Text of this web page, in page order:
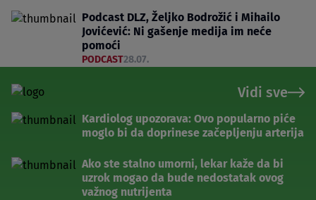
Podcast DLZ, Željko Bodrožić i Mihailo
Jovićević: Ni gašenje medija im neće
pomoći
PODCAST28.07.
Vidi sve
Kardiolog upozorava: Ovo popularno piće
moglo bi da doprinese začepljenju arterija
Ako ste stalno umorni, lekar kaže da bi
uzrok mogao da bude nedostatak ovog
važnog nutrijenta